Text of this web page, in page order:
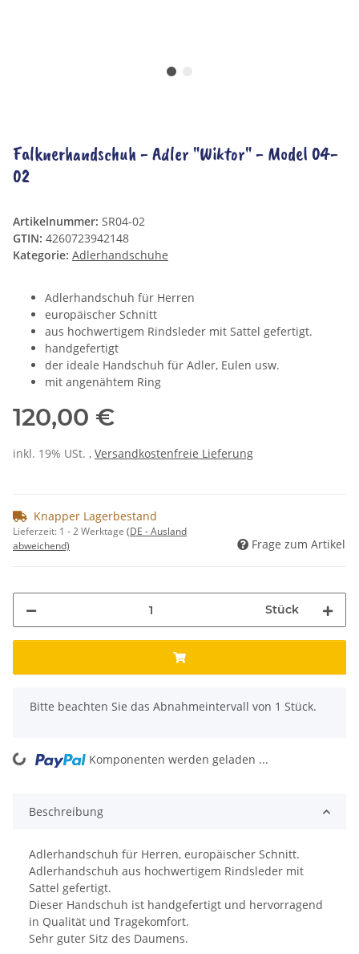
Falknerhandschuh - Adler "Wiktor" - Model 04-
02
Artikelnummer: SR04-02
GTIN: 4260723942148
Kategorie: Adlerhandschuhe
Adlerhandschuh für Herren
europäischer Schnitt
aus hochwertigem Rindsleder mit Sattel gefertigt.
handgefertigt
der ideale Handschuh für Adler, Eulen usw.
mit angenähtem Ring
120,00 €
inkl. 19% USt. , Versandkostenfreie Lieferung
Knapper Lagerbestand
Lieferzeit: 1 - 2 Werktage (DE - Ausland
abweichend)
Frage zum Artikel
Stück
x
Bitte beachten Sie das Abnahmeintervall von 1 Stück.
Loading... Komponenten werden geladen ...
Beschreibung
Adlerhandschuh für Herren, europäischer Schnitt.
Adlerhandschuh aus hochwertigem Rindsleder mit
Sattel gefertigt.
Dieser Handschuh ist handgefertigt und hervorragend
in Qualität und Tragekomfort.
Sehr guter Sitz des Daumens.